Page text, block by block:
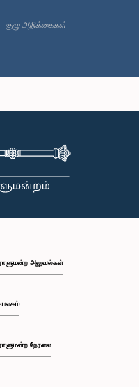
குழு அறிக்கைகள்
அலுவல்கள்
நேரலை